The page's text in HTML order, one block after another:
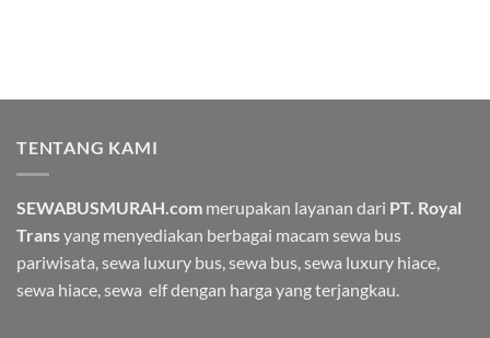
TENTANG KAMI
SEWABUSMURAH.com merupakan layanan dari PT. Royal
Transyang menyediakan berbagai macam sewa bus
pariwisata , sewa luxury bus, sewa bus, sewa luxury hiace,
sewa hiace, sewa elf dengan harga yang terjangkau.